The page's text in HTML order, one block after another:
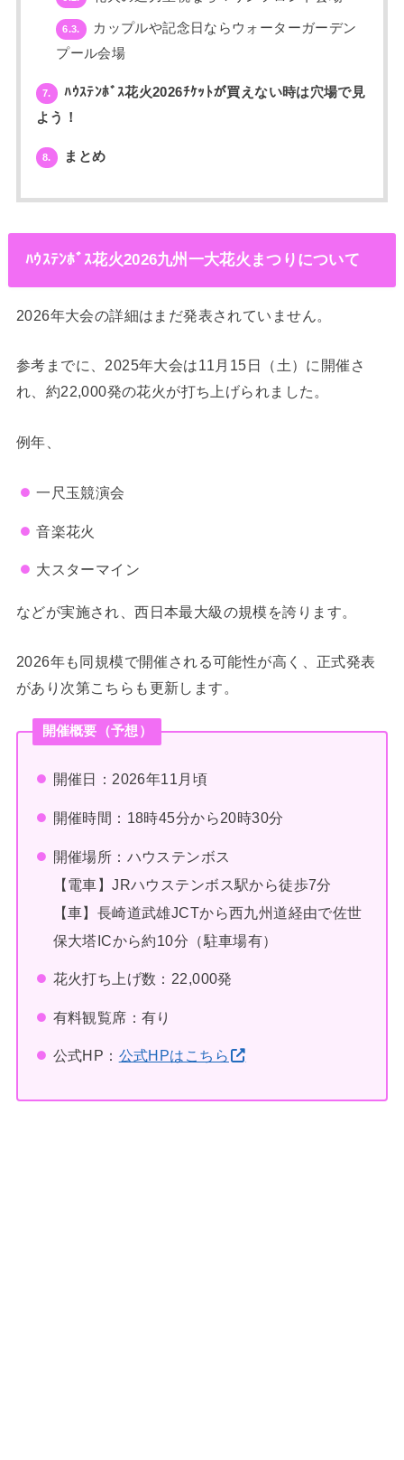
6.3.
カップルや記念日ならウォーターガーデン
プール会場
7.
ﾊｳｽﾃﾝﾎﾞｽ花火2026ﾁｹｯﾄが買えない時は穴場で見
よう！
8. まとめ
ﾊｳｽﾃﾝﾎﾞｽ花火2026九州一大花火まつりについて
2026年大会の詳細はまだ発表されていません。
参考までに、2025年大会は11月15日（土）に開催さ
れ、約22,000発の花火が打ち上げられました。
例年、
一尺玉競演会
音楽花火
大スターマイン
などが実施され、西日本最大級の規模を誇ります。
2026年も同規模で開催される可能性が高く、正式発表
があり次第こちらも更新します。
開催概要（予想）
開催日：2026年11月頃
開催時間：18時45分から20時30分
開催場所：ハウステンボス
【電車】JRハウステンボス駅から徒歩7分
【車】長崎道武雄JCTから西九州道経由で佐世
保大塔ICから約10分（駐車場有）
花火打ち上げ数：22,000発
有料観覧席：有り
公式HP： 公式HPはこちら